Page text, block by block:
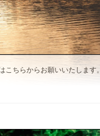
こちらからお願いいたします。